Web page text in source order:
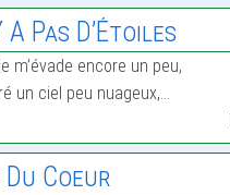
A Pas D’Étoiles
m’évade encore un peu,
un ciel peu nuageux,…
Du Coeur